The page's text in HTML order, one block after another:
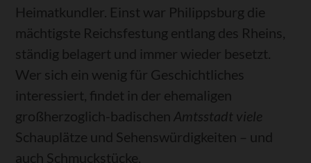
Heimatkundler. Einst war Philippsburg die
mächtigste Reichsfestung entlang des Rheins,
ständig belagert und immer wieder besetzt.
Wer sich ein wenig für Geschichtliches
interessiert, findet in der ehemaligen
großherzoglich-badischen Amtsstadt viele
Schauplätze und Sehenswürdigkeiten – und
auch Schmuckstücke.